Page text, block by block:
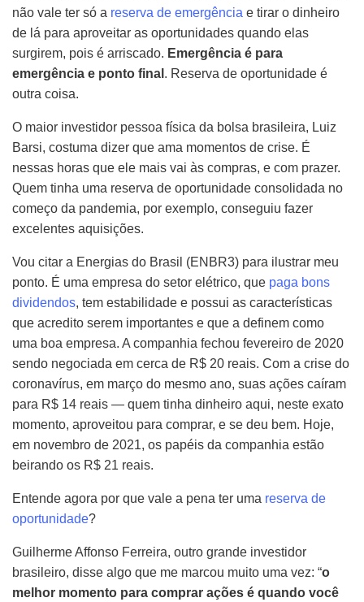
não vale ter só a reserva de emergência e tirar o dinheiro
de lá para aproveitar as oportunidades quando elas
surgirem, pois é arriscado. Emergência é para
emergência e ponto final . Reserva de oportunidade é
outra coisa.
O maior investidor pessoa física da bolsa brasileira, Luiz
Barsi, costuma dizer que ama momentos de crise. É
nessas horas que ele mais vai às compras, e com prazer.
Quem tinha uma reserva de oportunidade consolidada no
começo da pandemia, por exemplo, conseguiu fazer
excelentes aquisições.
Vou citar a Energias do Brasil (ENBR3) para ilustrar meu
ponto. É uma empresa do setor elétrico, que paga bons
dividendos, tem estabilidade e possui as características
que acredito serem importantes e que a definem como
uma boa empresa. A companhia fechou fevereiro de 2020
sendo negociada em cerca de R$ 20 reais. Com a crise do
coronavírus, em março do mesmo ano, suas ações caíram
para R$ 14 reais — quem tinha dinheiro aqui, neste exato
momento, aproveitou para comprar, e se deu bem. Hoje,
em novembro de 2021, os papéis da companhia estão
beirando os R$ 21 reais.
Entende agora por que vale a pena ter uma reserva de
oportunidade?
Guilherme Affonso Ferreira, outro grande investidor
brasileiro, disse algo que me marcou muito uma vez: “o
melhor momento para comprar ações é quando você